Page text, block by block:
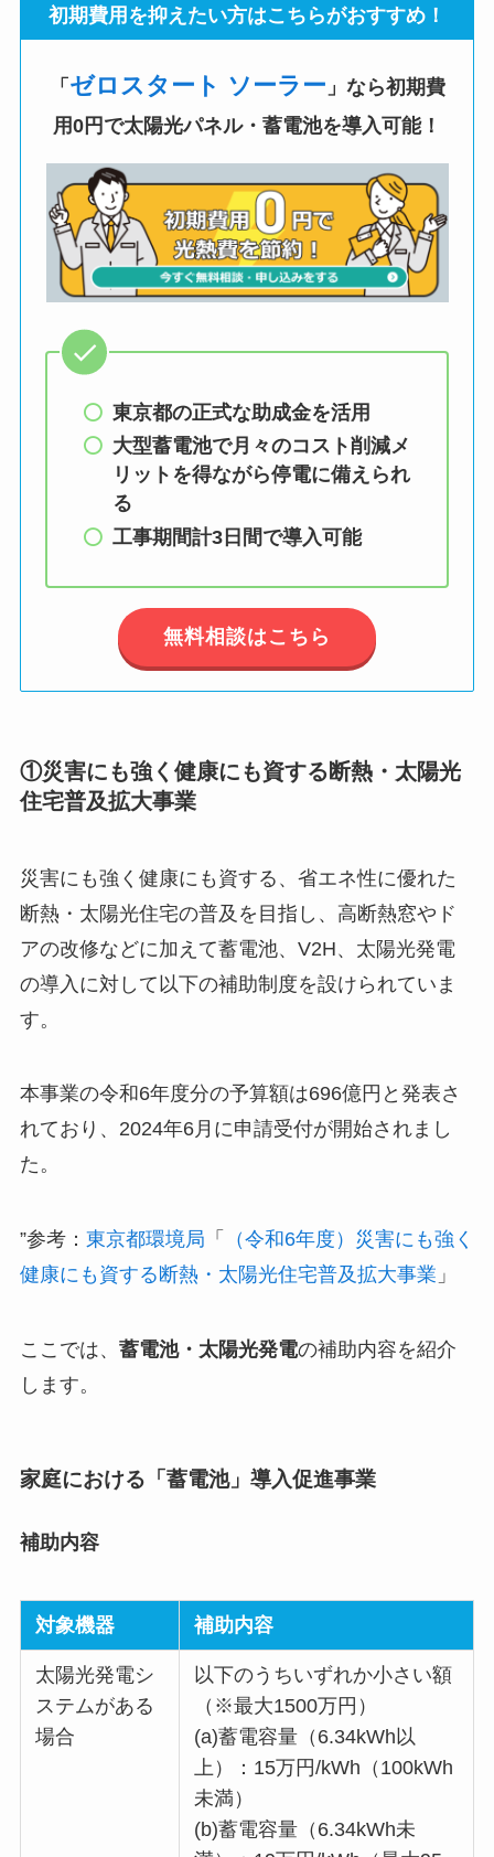
初期費用 を抑えたい方はこちらがおすすめ！
「 ゼロスタート ソーラー 」なら初期費
用0円で太陽光パネル・蓄電池を導入可能！
東京都の正式な助成金を活用
大型蓄電池で月々のコスト削減メ
リットを得ながら停電に備えられ
る
工事期間計3日間で導入可能
無料相談はこちら
①災害にも強く健康にも資する断熱・太陽光
住宅普及拡大事業
災害にも強く健康にも資する、省エネ性に優れた
断熱・太陽光住宅の普及を目指し、高断熱窓やド
アの改修などに加えて蓄電池、V2H、太陽光発電
の導入に対して以下の補助制度を設けられていま
す。
本事業の令和6年度分の予算額は696億円と発表さ
れており、2024年6月に申請受付が開始されまし
た。
”参考： 東京都環境局 「
（令和6年度）災害にも強く
健康にも資する断熱・太陽光住宅普及拡大事業 」
ここでは、 蓄電池・太陽光発電の補助内容を紹介
します。
家庭における「蓄電池」導入促進事業
補助内容
対象機器 補助内容
太陽光発電シ
ステムがある
場合
以下のうちいずれか小さい額
（※最大1500万円）
(a)蓄電容量（6.34kWh以
上）：15万円/kWh（100kWh
未満）
(b)蓄電容量 （6.34kWh未